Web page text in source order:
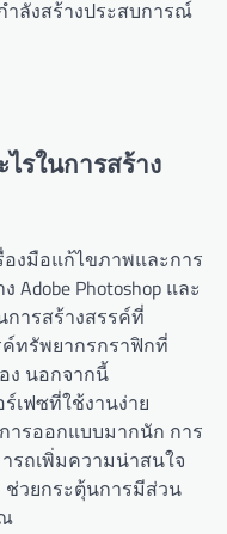
ลังสร้างประสบการณ์
รในการสร้าง
งมือแก้ไขภาพและการ
Photoshop และ
การสร้างสรรค์ที่
ทรัพยากรกราฟิกที่
ง นอกจากนี้
เฟซที่ใช้งานง่าย
รออกแบบมากนัก การ
รถเพิ่มความน่าสนใจ
วยกระตุ้นการมีส่วน